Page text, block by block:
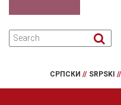
СРПСКИ // SRPSKI //